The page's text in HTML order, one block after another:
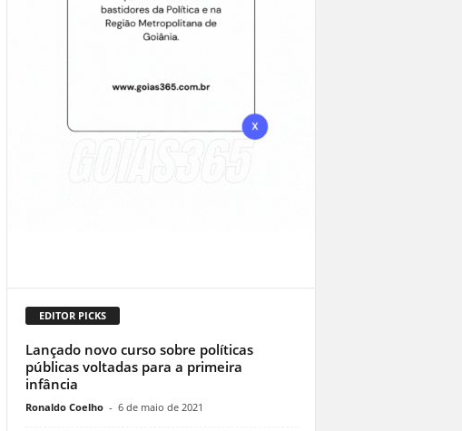
EDITOR PICKS
Lançado novo curso sobre políticas
públicas voltadas para a primeira
infância
Ronaldo Coelho - 6 de maio de 2021